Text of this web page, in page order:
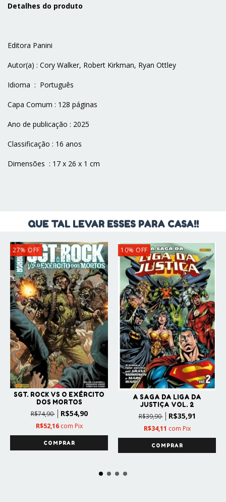
Detalhes do produto
Editora Panini
Autor(a) : Cory Walker, Robert Kirkman, Ryan Ottley
Idioma ‏ : ‎ Português
Capa Comum : 128 páginas
Ano de publicação : 2025
Classificação : 16 anos
Dimensões ‏ : ‎17 x 26 x 1 cm
QUE TAL LEVAR ESSES PARA CASA!!
27% OFF
SGT. ROCK VS O EXÉRCITO
DOS MORTOS
R$74,90 R$54,90
R$52,16 com Pix
10% OFF
A SAGA DA LIGA DA
JUSTIÇA VOL. 2
R$39,90 R$35,91
R$34,11 com Pix